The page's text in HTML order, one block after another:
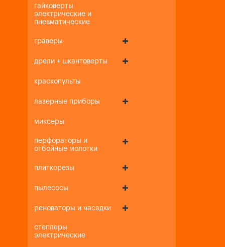
гайковерты
электрические и
пневматические
граверы
дрели + шкантоверты
краскопульты
лазерные приборы
миксеры
перфораторы и
отбойные молотки
плиткорезы
пылесосы
реноваторы и насадки
степлеры
электрические